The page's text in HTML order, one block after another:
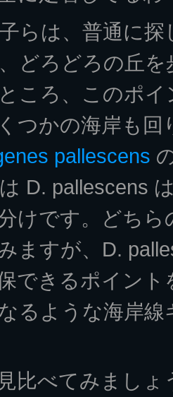
らは、普通に
どろどろの丘
ころ、このポ
つかの海岸も
pallescens
D. pallescens
けです。どち
ますが、D.
できるポイン
るような海岸
比べてみましょ